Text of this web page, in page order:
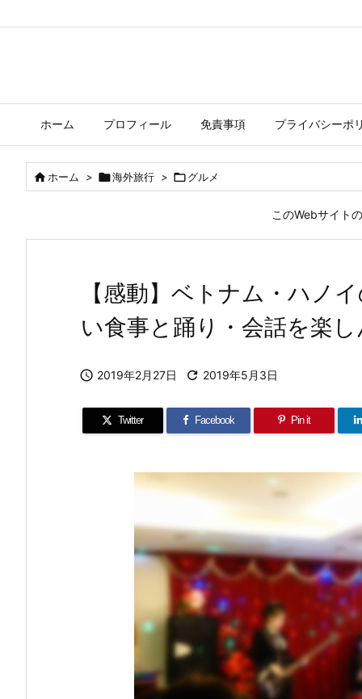
ホーム プロフィール 免責事項 プライバシーポ
ホーム > 海外旅行 > グルメ
このWebサイト
【感動】ベトナム・ハノ
い食事と踊り・会話を楽
 2019年2月27日  2019年5月3日
Twitter Facebook Pin it